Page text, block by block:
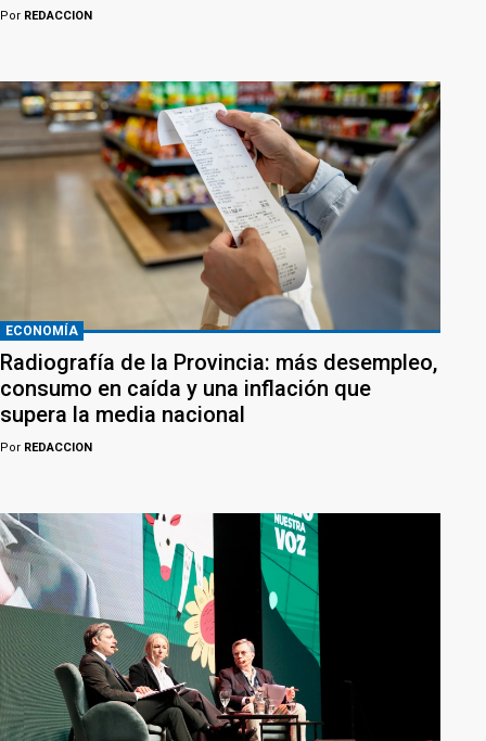
Por REDACCION
ECONOMÍA
Radiografía de la Provincia: más desempleo,
consumo en caída y una inflación que
supera la media nacional
Por REDACCION